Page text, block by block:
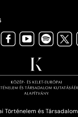
Történelem és